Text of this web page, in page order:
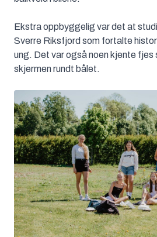
Ekstra oppbyggelig var det at
Sverre Riksfjord som fortalte
ung. Det var også noen kjente fjes
skjermen rundt bålet.